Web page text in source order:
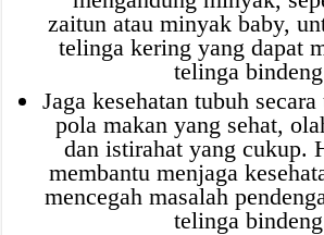
zaitun atau minyak baby,
telinga kering yang dapat
telinga
Jaga kesehatan tubuh
pola makan yang sehat,
dan istirahat yang cukup.
membantu menjaga
mencegah masalah
telinga